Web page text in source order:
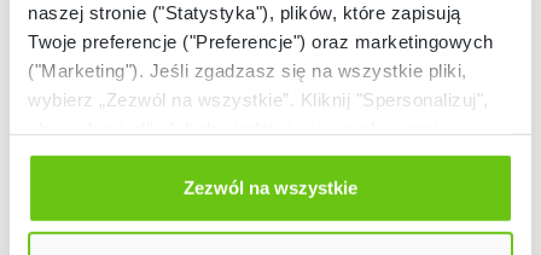
naszej stronie ("Statystyka"), plików, które zapisują
Twoje preferencje ("Preferencje") oraz marketingowych
("Marketing"). Jeśli zgadzasz się na wszystkie pliki,
wybierz „Zezwól na wszystkie”. Kliknij "Spersonalizuj",
Odmów zgody poprzez przycisk „Odmowa”. Wtedy
użyjemy tylko plików niezbędnych dla naszej strony.
Twój wybór możesz zmienić przez kliknięcie przycisku w
Zezwól na wszystkie
Blat do Domku Terra
ażurowego
Kod produktu:NV58108
499,90 zł
Terra – domek z
tarasem, z kotwami
Kod produktu:NV3373PZ
11 699,90 zł